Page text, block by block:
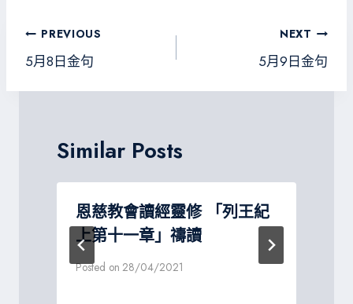
o
ok
er
文
章
導
PREVIOUS
5月8日金句
NEXT
5月9日金句
Similar Posts
恩慈教會讀經靈修 「列王紀
上第十一章」禱讀
Posted on 28/04/2021